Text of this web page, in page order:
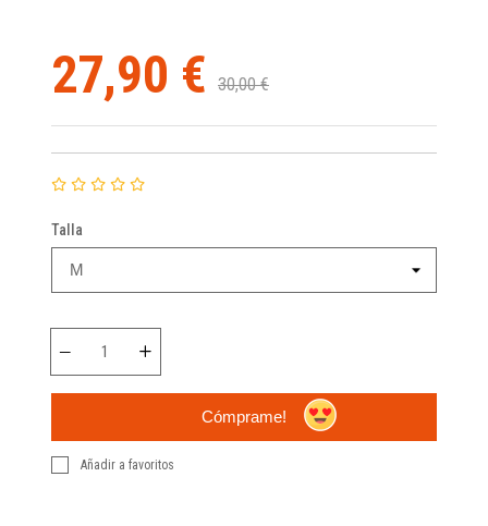
27,90 € 30,00 €
Talla
Cómprame!
Añadir a favoritos